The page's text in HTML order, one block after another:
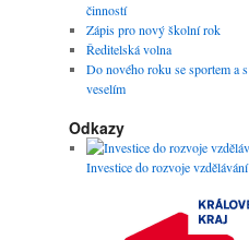
činností
Zápis pro nový školní rok
Ředitelská volna
Do nového roku se sportem a s
veselím
Odkazy
Investice do rozvoje vzdělávání